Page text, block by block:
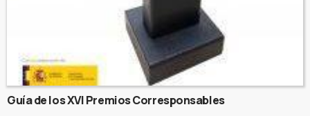
Guía de los XVI Premios Corresponsables